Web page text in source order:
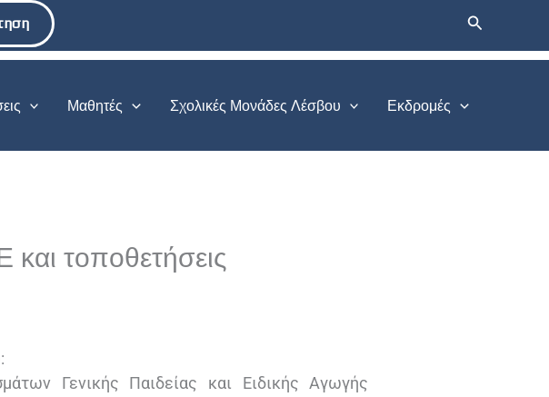
Αναζήτηση
Μαθητές Σχολικές Μονάδες Λέσβου Εκδρομές
τοποθετήσεις
Γενικής Παιδείας και Ειδικής Αγωγής